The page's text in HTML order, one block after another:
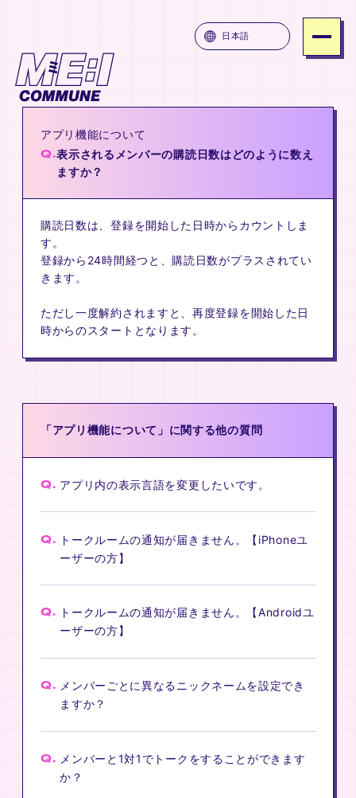
日本語
SERVICE
PRICE
ATTENTION
FAQ
JOIN
ME:I COMMUNE
アプリ機能について
Q.表示されるメンバーの購読日数はどのように数え
ますか？
購読日数は、登録を開始した日時からカウントしま
す。
登録から24時間経つと、購読日数がプラスされてい
きます。
ただし一度解約されますと、再度登録を開始した日
時からのスタートとなります。
「アプリ機能について」に関する他の質問
Q. アプリ内の表示言語を変更したいです。
Q. トークルームの通知が届きません。【iPhoneユ
ーザーの方】
Q. トークルームの通知が届きません。【Androidユ
ーザーの方】
Q. メンバーごとに異なるニックネームを設定でき
ますか？
Q. メンバーと1対1でトークをすることができます
か？